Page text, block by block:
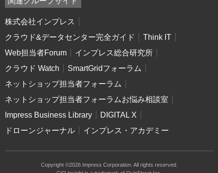
株式会社インプレス
クラウド&データセンター完全ガイド
Think IT
Web担当者Forum
インプレス総合研究所
クラウド Watch
SmartGridフォーラム
ネットショップ担当者フォーラム
ネットショップ担当者フォーラムお悩み相談室
Impress Business Library
DIGITAL X
ドローンジャーナル
インプレス・アカデミー
Copyright ©2026 Impress Corporation. All rights reserved.